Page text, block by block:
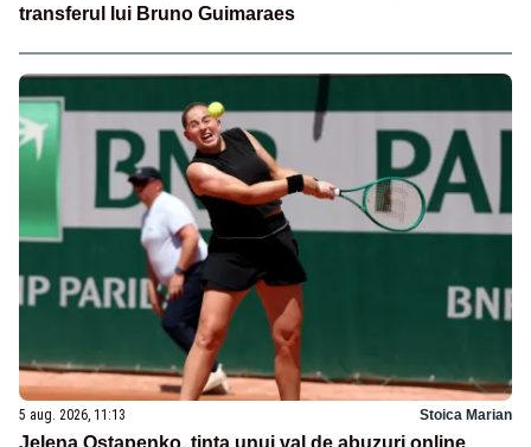
transferul lui Bruno Guimaraes
5 aug. 2026, 11:13 Stoica Marian